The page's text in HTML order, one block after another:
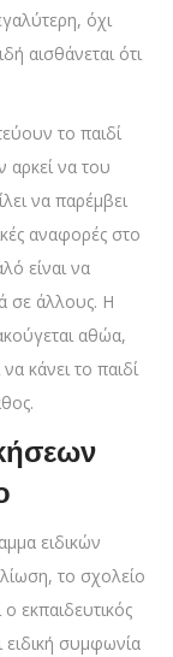
όχι
αισθάνεται ότι
το παιδί
αρκεί να του
να παρέμβει
αναφορές στο
είναι να
σε άλλους. Η
αθώα,
κάνει το παιδί
ειδικών
το σχολείο
εκπαιδευτικός
ειδική συμφωνία